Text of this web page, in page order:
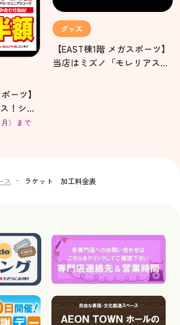
ーツ】
！シュ
「まと
）まで
グッズ
【EAST棟1階 メガスポーツ】
当店はミズノ「モレリアステ
ス ラケット 加工料金表